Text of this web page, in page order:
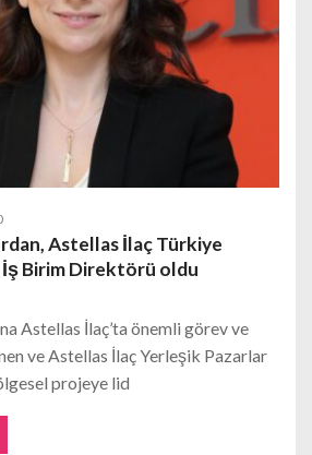
Astellas İlaç Türkiye
İş Birim Direktörü oldu
Astellas İlaç’ta önemli görev ve
ve Astellas İlaç Yerleşik Pazarlar
projeye lid